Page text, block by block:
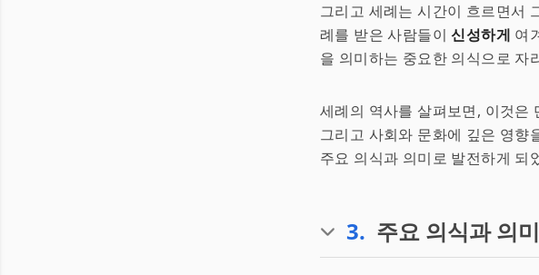
그리고 세례는 시간이 흐르면서
례를 받은 사람들이신성하게 여
을 의미하는 중요한 의식으로
세례의 역사를 살펴보면, 이것은
그리고 사회와 문화에 깊은 영향
주요 의식과 의미로 발전하게 되
3. 주요 의식과 의미